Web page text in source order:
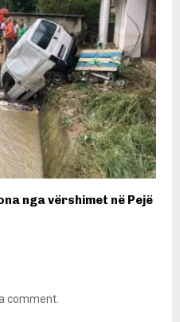
nga vërshimet në Pejë
comment.